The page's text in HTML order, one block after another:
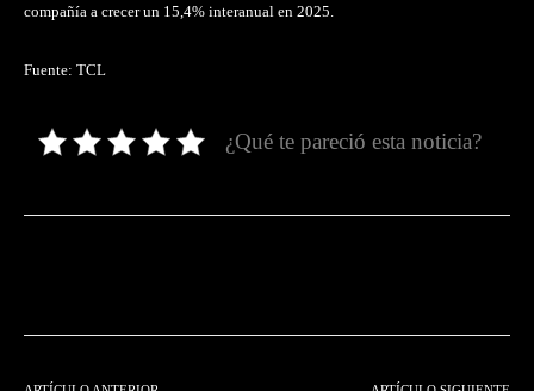
compañía a crecer un 15,4% interanual en 2025.
Fuente: TCL
¿Qué te pareció esta noticia?